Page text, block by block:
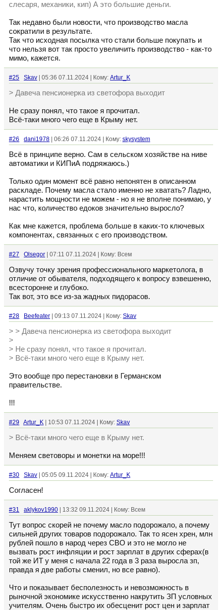
слесаря, механики, кип) А это большие деньги.
Так недавно были новости, что производство масла
сократили в результате.
Так что исходная посылка что стали больше покупать и
что нельзя вот так просто увеличить производство - как-то
мимо, кажется.
#25 Skav | 05:36 07.11.2024 | Кому: Artur_K
> Давеча пенсионерка из светофора выходит
Не сразу понял, что такое я прочитал.
Всё-таки много чего еще в Крыму нет.
#26 dani1978 | 06:26 07.11.2024 | Кому: skysystem
Всё в принципе верно. Сам в сельском хозяйстве на ниве
автоматики и КИПиА подряжаюсь.)
Только один момент всё равно непонятен в описанном
раскладе. Почему масла стало именно не хватать? Ладно,
нарастить мощности не можем - но я не вполне понимаю, у
нас что, количество едоков значительно выросло?
Как мне кажется, проблема больше в каких-то ключевых
компонентах, связанных с его производством.
#27 Olsegor | 07:11 07.11.2024 | Кому: Всем
Озвучу точку зрения профессионального маркетолога, в
отличие от обывателя, подходящего к вопросу взвешенно,
всесторонне и глубоко.
Так вот, это все из-за жадных пидорасов.
#28 Beefeater | 09:13 07.11.2024 | Кому: Skav
> > Давеча пенсионерка из светофора выходит
>
> Не сразу понял, что такое я прочитал.
> Всё-таки много чего еще в Крыму нет.
Это вообще про перестановки в Германском
правительстве.
!!!
#29 Artur_K | 10:53 07.11.2024 | Кому: Skav
> Всё-таки много чего еще в Крыму нет.
Меняем световоры и монетки на море!!!
#30 Skav | 05:05 09.11.2024 | Кому: Artur_K
Согласен!
#31 aklykov1990 | 13:32 09.11.2024 | Кому: Всем
Тут вопрос скорей не почему масло подорожало, а почему
сильней других товаров подорожало. Так то ясен хрен, млн
рублей пошло в народ через СВО и это не могло не
вызвать рост инфляции и рост зарплат в других сферах(в
той же ИТ у меня с начала 22 года в 3 раза выросла зп,
правда я две работы сменил, но все равно).
Что и показывает бесполезность и невозможность в
рыночной экономике искусственно накрутить ЗП условных
учителям. Очень быстро их обесценит рост цен и зарплат